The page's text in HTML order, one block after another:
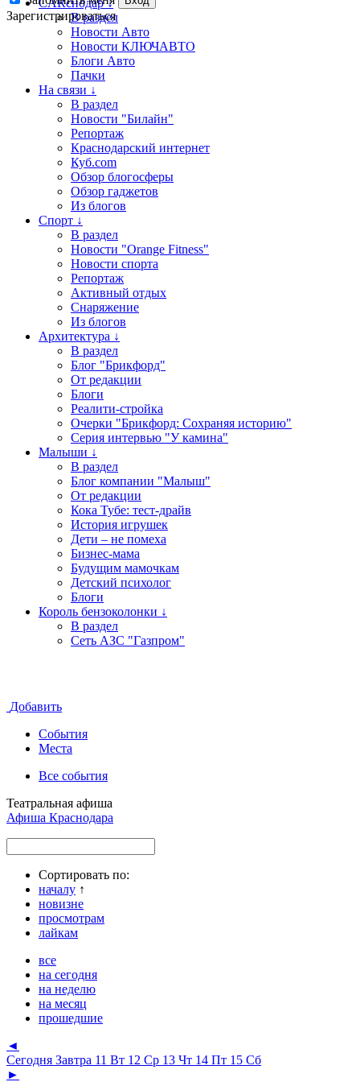
Зарегистрироваться
CARснодар ↓
В раздел
Новости Авто
Новости КЛЮЧАВТО
Блоги Авто
Пачки
На связи ↓
В раздел
Новости "Билайн"
Репортаж
Краснодарский интернет
Куб.com
Обзор блогосферы
Обзор гаджетов
Из блогов
Спорт ↓
В раздел
Новости "Orange Fitness"
Новости спорта
Репортаж
Активный отдых
Снаряжение
Из блогов
Архитектура ↓
В раздел
Блог "Брикфорд"
От редакции
Блоги
Реалити-стройка
Очерки "Брикфорд: Сохраняя историю"
Серия интервью "У камина"
Малыши ↓
В раздел
Блог компании "Малыш"
От редакции
Кока Тубе: тест-драйв
История игрушек
Дети – не помеха
Бизнес-мама
Будущим мамочкам
Детский психолог
Блоги
Король бензоколонки ↓
В раздел
Сеть АЗС "Газпром"
Добавить
События
Места
Все события
Театральная афиша
Афиша Краснодара
Сортировать по:
началу ↑
новизне
просмотрам
лайкам
все
на сегодня
на неделю
на месяц
прошедшие
◄
Сегодня Завтра 11 Вт 12 Ср 13 Чт 14 Пт 15 Сб
►